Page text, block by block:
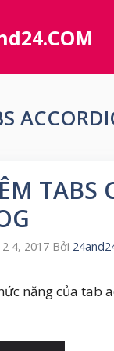
TABS
4, 2017 Bởi
năng của tab